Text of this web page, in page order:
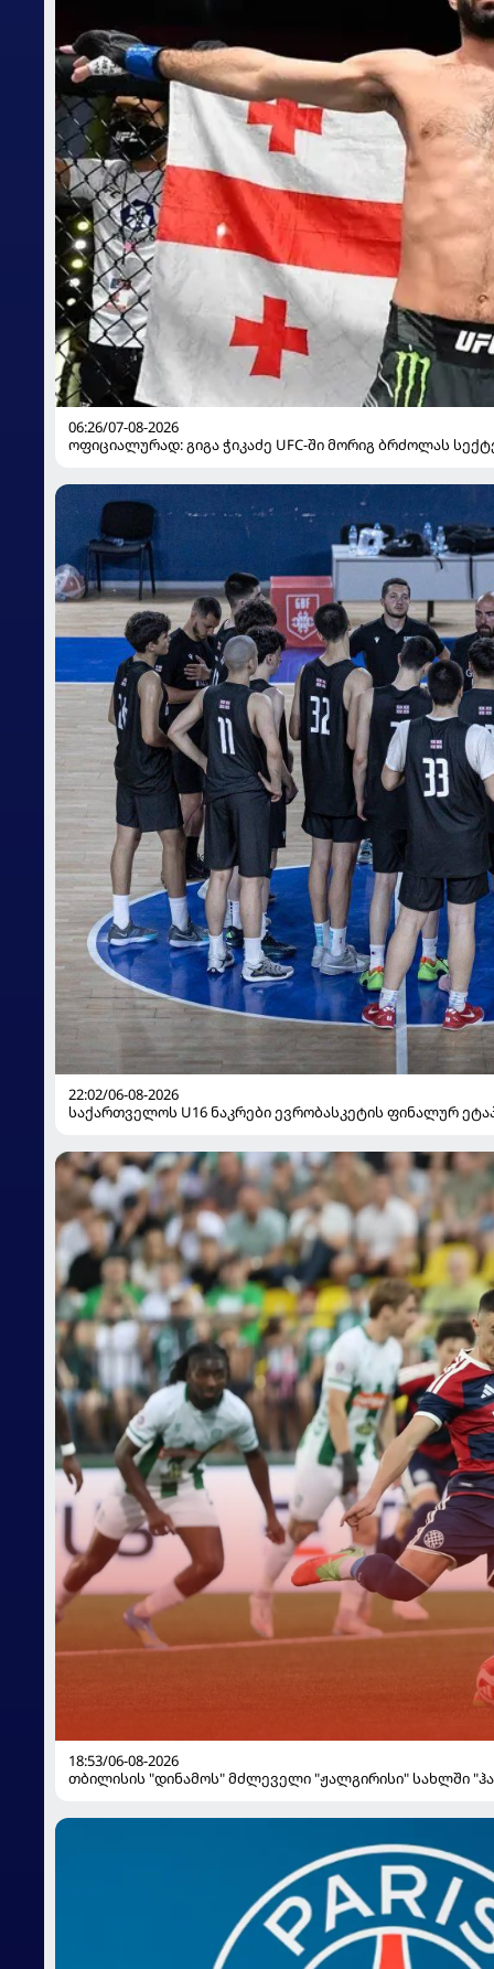
06:26/07-08-2026
ოფიციალურად: გიგა ჭიკაძე UFC-ში მორიგ ბრძოლას
22:02/06-08-2026
საქართველოს U16 ნაკრები ევრობასკეტის ფინალურ
18:53/06-08-2026
თბილისის "დინამოს" მძლეველი "ჟალგირისი" სახლში